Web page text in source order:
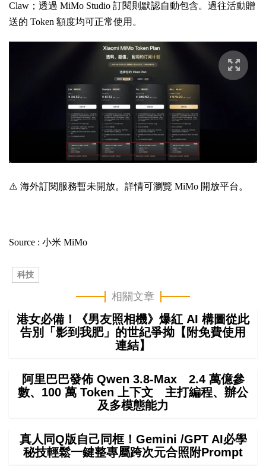
Claw；透過 MiMo Studio 訂閱則默認自動包含。過往活動贈
送的 Token 額度均可正常使用。
⚠️ 海外訂閱服務暫未開放。詳情可瀏覽 MiMo 開放平台。
Source : 小米 MiMo
科技
相關文章
港女必備！《男友照相機》爆紅 AI 構圖從此
告別「影到我肥」的世紀爭拗【附免費使用
連結】
阿里巴巴發佈 Qwen 3.8-Max 2.4 萬億參
數、100 萬 Token 上下文 主打編程、辦公
及多模態能力
真人同Q版自己同框！Gemini /GPT AI必學
秘技輕鬆一鍵整專屬跨次元合照附Prompt